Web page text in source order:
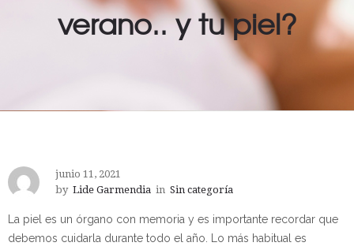
verano.. y tu piel?
junio 11, 2021
by Lide Garmendia in Sin categoría
La piel es un órgano con memoria y es importante recordar que
debemos cuidarla durante todo el año. Lo más habitual es